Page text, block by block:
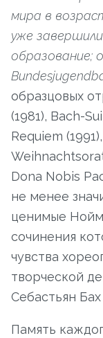
мира в
уже
образцовых
(1981), Bach-
Requiem
Dona Nobis
не менее
ценимые
сочинения
чувства
творческой
Себастьян
Память